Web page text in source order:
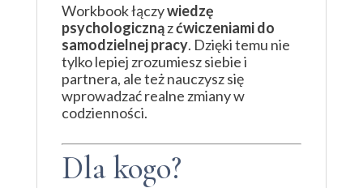
Workbook łączywiedzę
psychologicznązćwiczeniami do
samodzielnej pracy. Dzięki temu nie
tylko lepiej zrozumiesz siebie i
partnera, ale też nauczysz się
wprowadzać realne zmiany w
codzienności.
Dla kogo?